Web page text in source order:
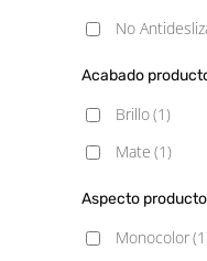
No
Acabado
Brillo(1)
Mate (1)
Aspecto producto
Monocolor